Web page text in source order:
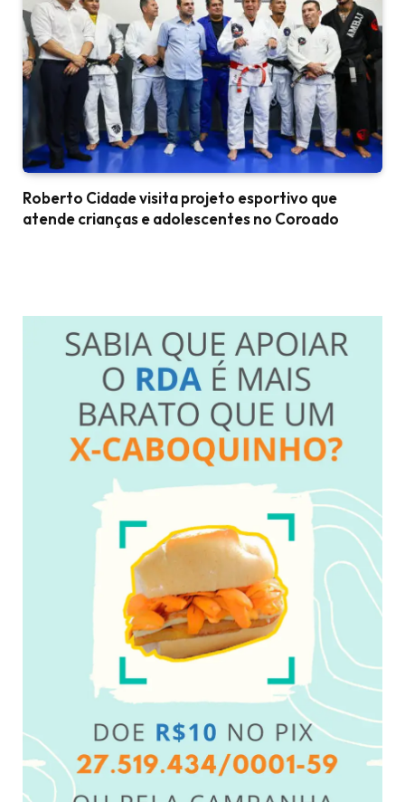
Roberto Cidade visita projeto esportivo que
atende crianças e adolescentes no Coroado